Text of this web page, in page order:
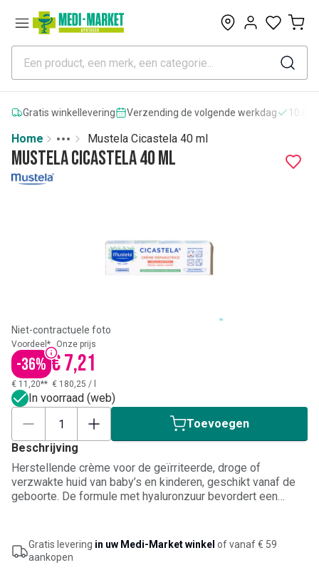
0
Gratis winkellevering Verzending de volgende werkdag
Home
More
Toggle menu
Mustela Cicastela 40 ml
Mustela Cicastela 40 ml
Niet-contractuele foto
Voordeel*
-36%
Onze prijs
€ 7,21
€ 11,20** € 180,25 /
In voorraad (web)
Toevoegen
Beschrijving
Herstellende crème voor de geïrriteerde, droge of
verzwakte huid van baby’s en kinderen, geschikt vanaf de
geboorte. De formule met hyaluronzuur bevordert een
helpen de opperhuid te zuiveren en Avocado Perseose®
ondersteunt de huidbarrière. Breng plaatselijk aan op
propere, droge zones, bij voorkeur twee keer per dag.
Gratis levering in uw Medi-Market winkel of vanaf € 59
aankopen